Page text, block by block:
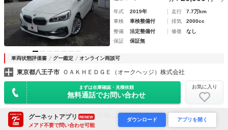
年式 2019年 走行
7.7万km
車検
車検整備付 排気
2000cc
整備
法定整備付 修復
なし
保証
保証無
車両状態評価書 グー鑑定 オンライン商談可
東京都八王子市 ＯＡＫＨＥＤＧＥ（オークヘッジ）株式会社
まずは在庫確認・見積依頼
無料通話でお問い合わせ
お気に入り
今あなたの他に 13人 が見ています
グーネットアプリ RENEW
メアド不要で問い合わせ可能
ダウンロード アプリを開く